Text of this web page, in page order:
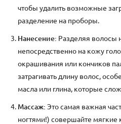
чтобы удалить возможные
разделение на проборы.
Нанесение: Разделяя волосы
непосредственно на кожу
окрашивания или кончиков
затрагивать длину волос,
масла или глина, которые
Массаж: Это самая важная
ногтями!) совершайте